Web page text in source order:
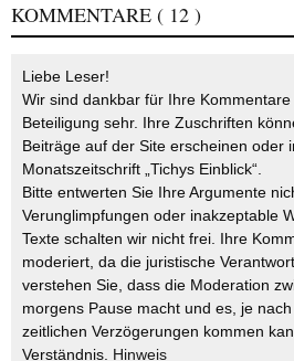
KOMMENTARE ( 12 )
Liebe Leser!
Wir sind dankbar für Ihre
Beteiligung sehr. Ihre Zuschriften
Beiträge auf der Site erscheinen oder
Monatszeitschrift „Tichys Einblick“.
Bitte entwerten Sie Ihre Argumente
Verunglimpfungen oder inakzeptable
Texte schalten wir nicht frei. Ihre
moderiert, da die juristische
verstehen Sie, dass die Moderation
morgens Pause macht und es, je
zeitlichen Verzögerungen kommen
Verständnis. Hinweis